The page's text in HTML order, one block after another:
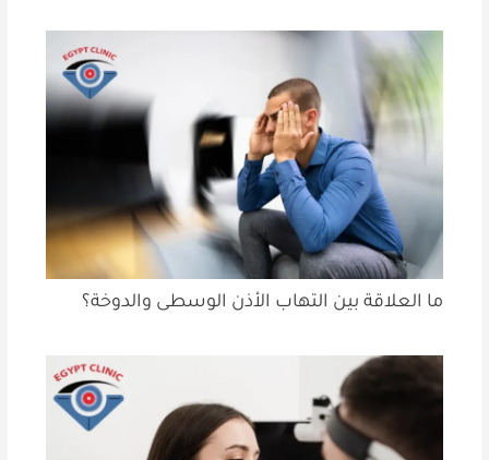
ما العلاقة بين التهاب الأذن الوسطى والدوخة؟